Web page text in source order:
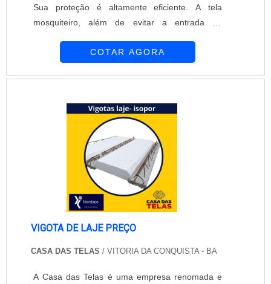
Sua proteção é altamente eficiente. A tela
mosquiteiro, além de evitar a entrada de
e da ventilação. Por ser discreta, a tela
no mercado desde 1997. Com preparo,
dedicação e ex....
COTAR AGORA
VIGOTA DE LAJE PREÇO
CASA DAS TELAS / VITORIA DA CONQUISTA - BA
A Casa das Telas é uma empresa renomada e